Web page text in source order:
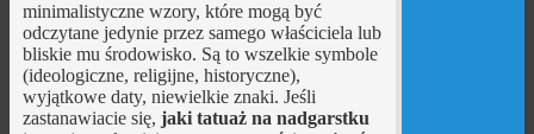
minimalistyczne wzory, które mogą być
odczytane jedynie przez samego właściciela lub
bliskie mu środowisko. Są to wszelkie symbole
(ideologiczne, religijne, historyczne),
wyjątkowe daty, niewielkie znaki. Jeśli
zastanawiacie się, jaki tatuaż na nadgarstku